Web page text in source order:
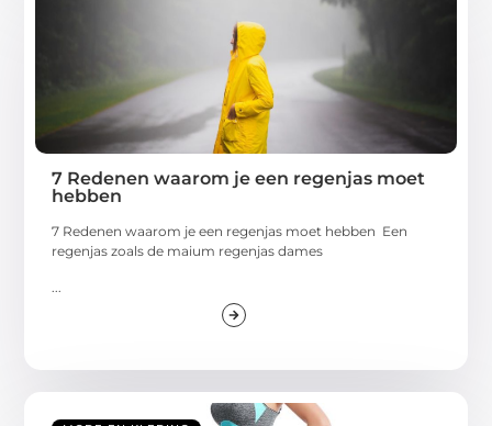
7 Redenen waarom je een regenjas moet
hebben
7 Redenen waarom je een regenjas moet hebben Een
regenjas zoals de maium regenjas dames